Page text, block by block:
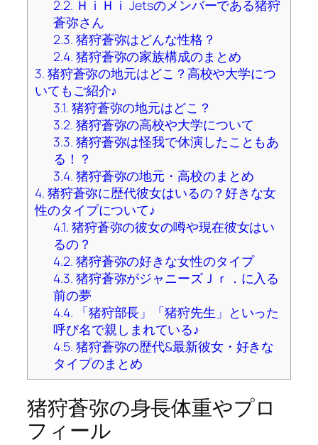
2.2. ＨｉＨｉ Jetsのメンバーである猪狩
蒼弥さん
2.3. 猪狩蒼弥はどんな性格？
2.4. 猪狩蒼弥の家族構成のまとめ
3. 猪狩蒼弥の地元はどこ？高校や大学につ
いてもご紹介♪
3.1. 猪狩蒼弥の地元はどこ？
3.2. 猪狩蒼弥の高校や大学について
3.3. 猪狩蒼弥は怪我で休演したこともあ
る！？
3.4. 猪狩蒼弥の地元・高校のまとめ
4. 猪狩蒼弥に歴代彼女はいるの？好きな女
性のタイプについて♪
4.1. 猪狩蒼弥の彼女の噂や現在彼女はい
るの？
4.2. 猪狩蒼弥の好きな女性のタイプ
4.3. 猪狩蒼弥がジャニーズＪｒ．に入る
前の夢
4.4. 「猪狩部長」「猪狩先生」といった
呼び名で親しまれている♪
4.5. 猪狩蒼弥の歴代&最新彼女・好きな
タイプのまとめ
猪狩蒼弥の身長体重やプロ
フィール